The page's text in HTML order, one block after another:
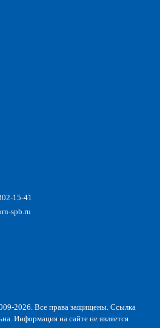
15-41
spb.ru
2026. Все права защищены. Ссылка
Информация на сайте не является